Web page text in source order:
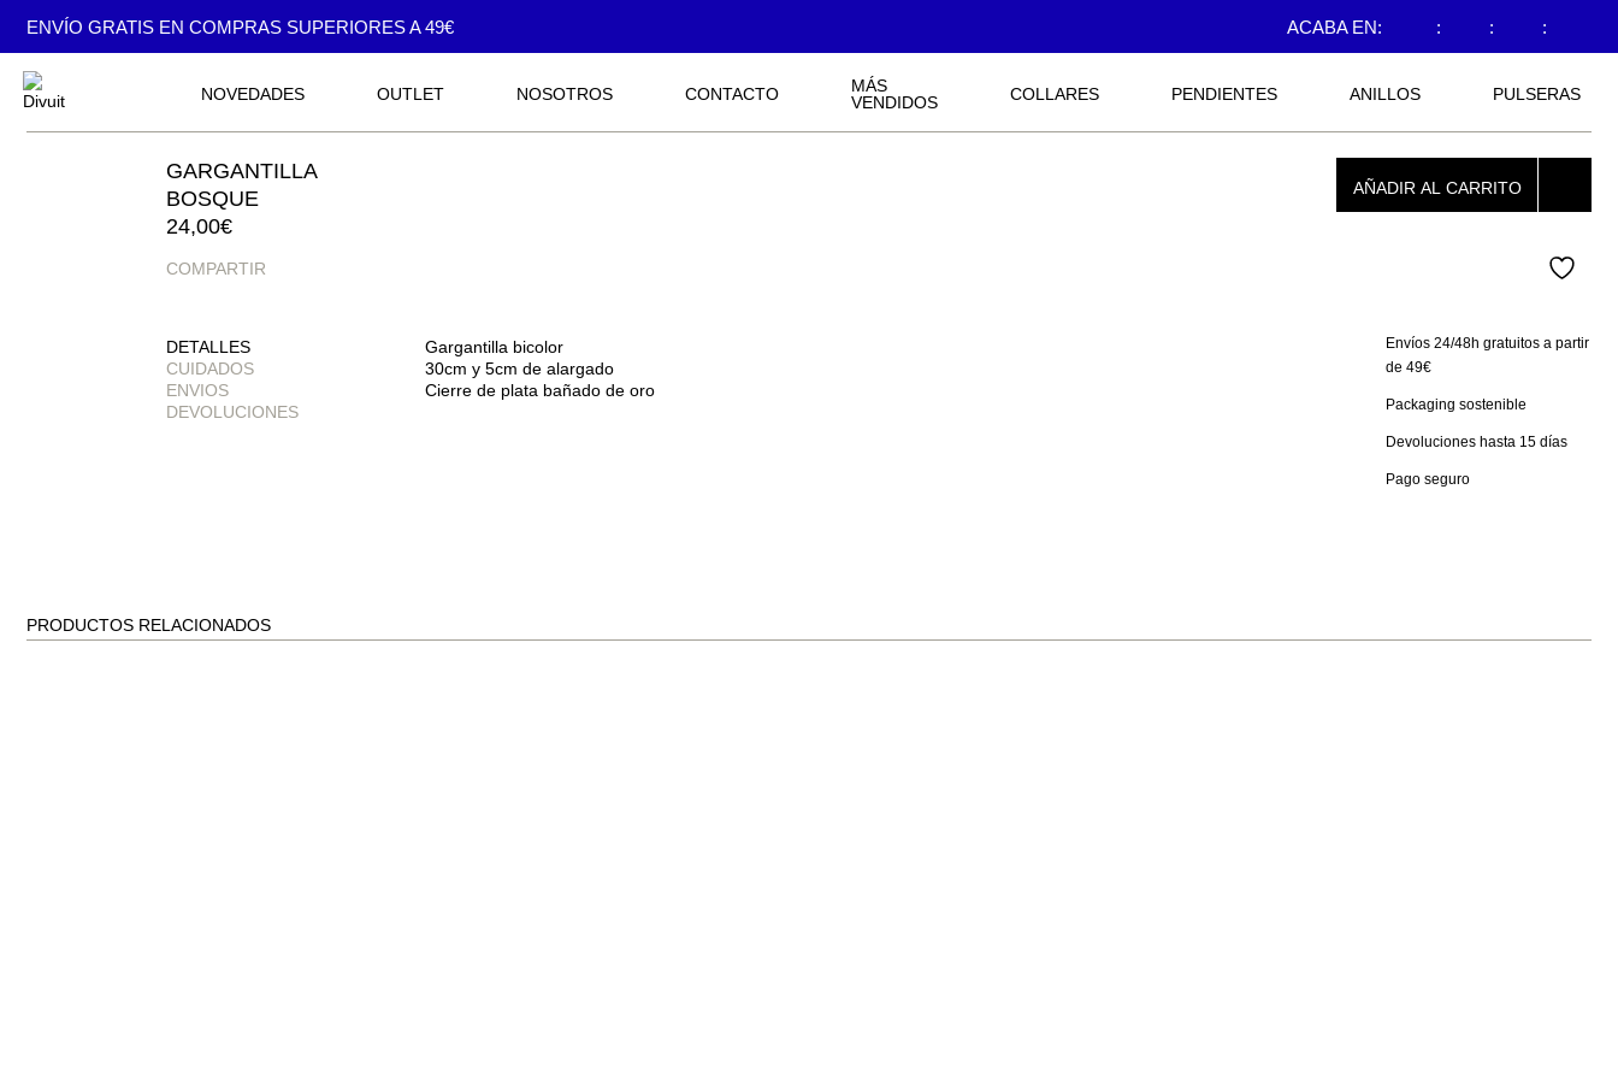
ENVÍO GRATIS EN COMPRAS SUPERIORES A 49€ ACABA EN: : : :
NOVEDADES OUTLET NOSOTROS CONTACTO
MÁS
VENDIDOS
COLLARES PENDIENTES ANILLOS PULSERAS
GARGANTILLA
BOSQUE
24,00€
AÑADIR AL CARRITO
COMPARTIR
DETALLES
CUIDADOS
ENVIOS
DEVOLUCIONES
Gargantilla bicolor
30cm y 5cm de alargado
Cierre de plata bañado de oro
Envíos 24/48h gratuitos a partir
de 49€
Packaging sostenible
Devoluciones hasta 15 días
Pago seguro
PRODUCTOS RELACIONADOS